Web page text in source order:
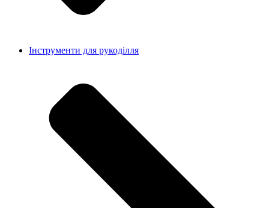
Інструменти для рукоділля